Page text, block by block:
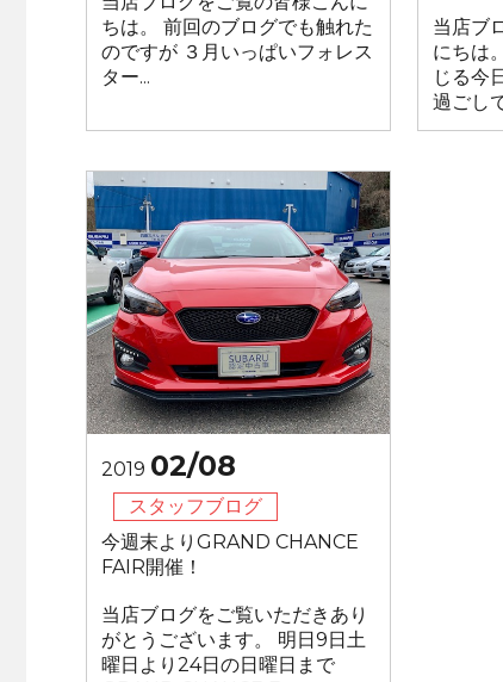
ちは。 前回のブログでも触れた
のですが ３月いっぱいフォレス
ター...
当店ブ
にちは
じる今
過ごし
2019 02/08
スタッフブログ
今週末よりGRAND CHANCE
FAIR開催！
当店ブログをご覧いただきあり
がとうございます。 明日9日土
曜日より24日の日曜日まで